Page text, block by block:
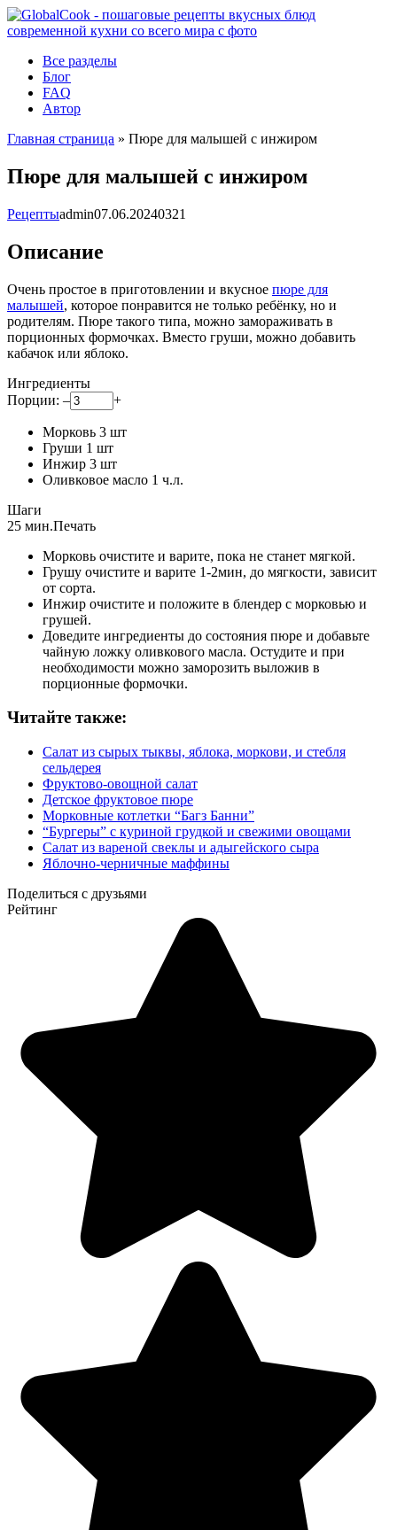
Перейти
к
Все разделы
Блог
FAQ
Автор
Главная страница » Пюре для малышей с инжиром
Пюре для малышей с инжиром
Рецептыadmin07.06.20240321
Описание
Очень простое в приготовлении и вкусное пюре для
малышей, которое понравится не только ребёнку, но и
родителям. Пюре такого типа, можно замораживать в
порционных формочках. Вместо груши, можно добавить
кабачок или яблоко.
Ингредиенты
Порции: – +
Морковь 3 шт
Груши 1 шт
Инжир 3 шт
Оливковое масло 1 ч.л.
Шаги
25 мин.Печать
Морковь очистите и варите, пока не станет мягкой.
Грушу очистите и варите 1-2мин, до мягкости, зависит
от сорта.
Инжир очистите и положите в блендер с морковью и
грушей.
Доведите ингредиенты до состояния пюре и добавьте
чайную ложку оливкового масла. Остудите и при
необходимости можно заморозить выложив в
порционные формочки.
Читайте также:
Салат из сырых тыквы, яблока, моркови, и стебля
сельдерея
Фруктово-овощной салат
Детское фруктовое пюре
Морковные котлетки “Багз Банни”
“Бургеры” с куриной грудкой и свежими овощами
Салат из вареной свеклы и адыгейского сыра
Яблочно-черничные маффины
Поделиться с друзьями
Рейтинг